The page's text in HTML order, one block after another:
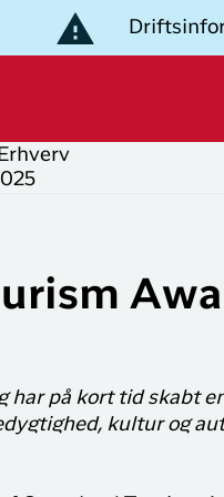
Erhverv
Grønland
og overnatning
til
til
har på kort tid skabt
kultur og